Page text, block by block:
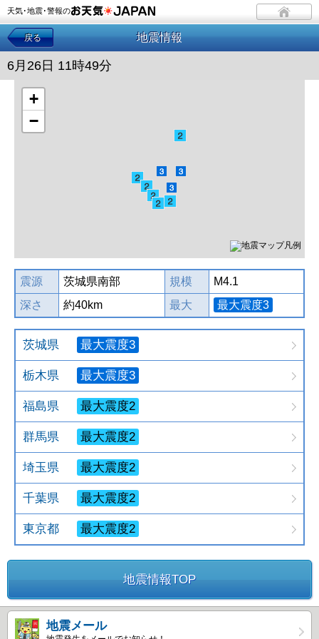
天気･地震･警報の
戻る 地震情報
6月26日 11時49分
+
−
震源 茨城県南部 規模
M4.1
深さ
約40km 最大 最大震度3
茨城県 最大震度3
栃木県 最大震度3
福島県 最大震度2
群馬県 最大震度2
埼玉県 最大震度2
千葉県 最大震度2
東京都 最大震度2
地震情報TOP
地震メール